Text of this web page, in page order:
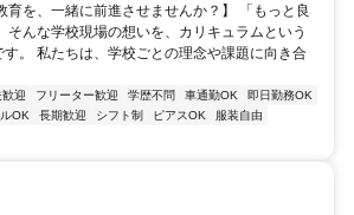
育を、一緒に前進させませんか？】 「もっと良
そんな学校現場の想いを、カリキュラムという
。 私たちは、学校ごとの理念や課題に向き合
迎 フリーター歓迎 学歴不問 車通勤OK
即日勤務OK
OK 長期歓迎 シフト制 ピアスOK
服装自由